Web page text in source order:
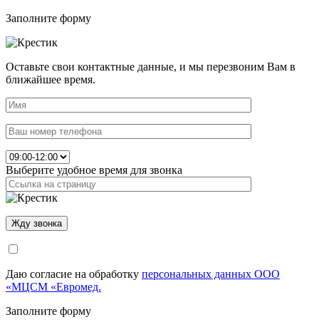
Заполните форму
Оставьте свои контактные данные, и мы перезвоним Вам в
ближайшее время.
Выберите удобное время для звонка
Даю согласие на обработку персональных данных ООО
«МЦСМ «Евромед.
Заполните форму